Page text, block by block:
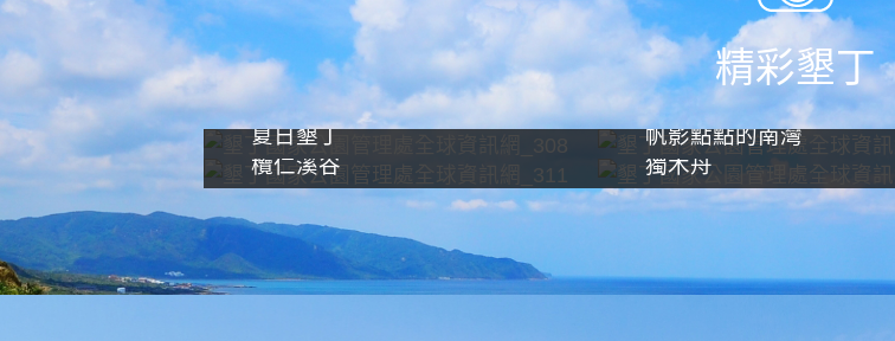
精彩墾丁
夏日墾丁 帆影點點的南灣
欖仁溪谷
獨木舟